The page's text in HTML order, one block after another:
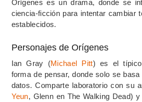
Orígenes es un drama, donde se
ciencia-ficción para intentar cambiar
establecidos.
Personajes de Orígenes
Ian Gray (Michael Pitt) es el
forma de pensar, donde solo se
datos. Comparte laboratorio con su
Yeun, Glenn en The Walking Dead)